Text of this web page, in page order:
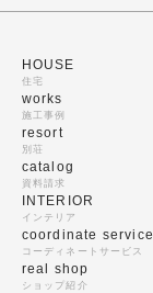
HOUSE
住宅
works
施工事例
resort
別荘
catalog
資料請求
INTERIOR
インテリア
coordinate service
コーディネートサービス
real shop
ショップ紹介